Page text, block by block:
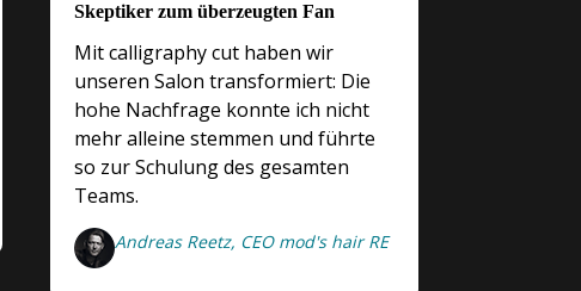
Skeptiker zum überzeugten Fan
Mit calligraphy cut haben wir
unseren Salon transformiert: Die
hohe Nachfrage konnte ich nicht
mehr alleine stemmen und führte
so zur Schulung des gesamten
Teams.
Andreas Reetz, CEO mod's hair RE